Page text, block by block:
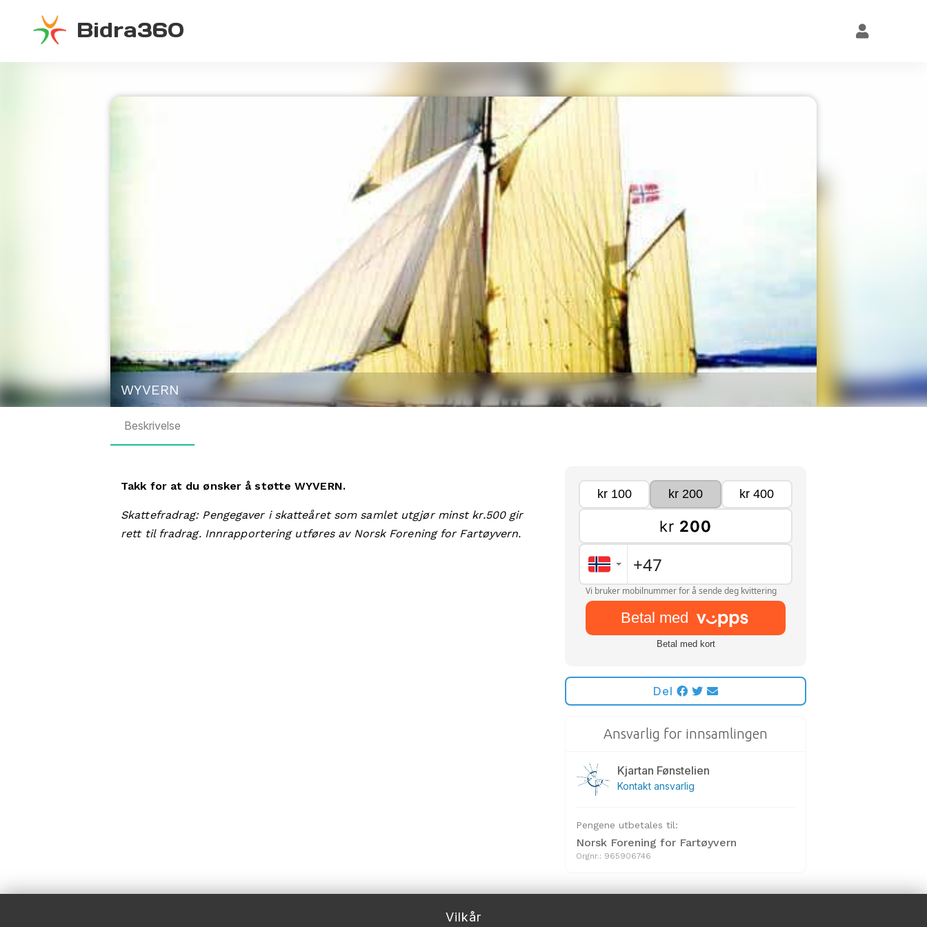
Bidra360
WYVERN
Beskrivelse
Takk for at du ønsker å støtte WYVERN.
Skattefradrag: Pengegaver i skatteåret som samlet utgjør minst kr.500 gir
rett til fradrag. Innrapportering utføres av Norsk Forening for Fartøyvern.
Del
Ansvarlig for innsamlingen
Kjartan Fønstelien
Kontakt ansvarlig
Pengene utbetales til:
Norsk Forening for Fartøyvern
Orgnr.: 965906746
Vilkår